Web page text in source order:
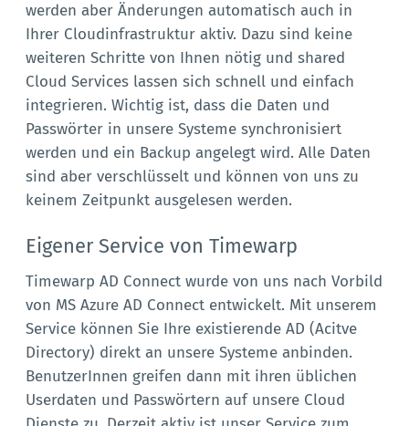
werden aber Änderungen automatisch auch in
Ihrer Cloudinfrastruktur aktiv. Dazu sind keine
weiteren Schritte von Ihnen nötig und shared
Cloud Services lassen sich schnell und einfach
integrieren. Wichtig ist, dass die Daten und
Passwörter in unsere Systeme synchronisiert
werden und ein Backup angelegt wird. Alle Daten
sind aber verschlüsselt und können von uns zu
keinem Zeitpunkt ausgelesen werden.
Eigener Service von Timewarp
Timewarp AD Connect wurde von uns nach Vorbild
von MS Azure AD Connect entwickelt. Mit unserem
Service können Sie Ihre existierende AD (Acitve
Directory) direkt an unsere Systeme anbinden.
BenutzerInnen greifen dann mit ihren üblichen
Userdaten und Passwörtern auf unsere Cloud